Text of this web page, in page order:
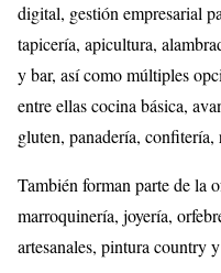
digital, gestión empresarial
tapicería, apicultura,
y bar, así como múltiples
entre ellas cocina básica,
gluten, panadería, confitería,
También forman parte de la
marroquinería, joyería,
artesanales, pintura country